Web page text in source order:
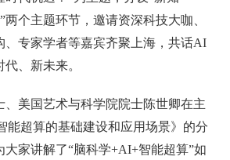
个主题环节，邀请资深科技大咖、
、专家学者等嘉宾齐聚上海，共话AI
、新未来。
、美国艺术与科学院院士陈世卿在主
能超算的基础建设和应用场景》的分
家讲解了“脑科学+AI+智能超算”如